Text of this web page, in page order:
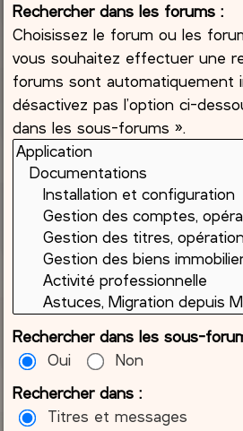
Rechercher dans les forums :
Choisissez le forum ou les
vous souhaitez effectuer une
forums sont automatiquement
désactivez pas l’option ci-
dans les sous-forums ».
Rechercher dans les sous-
Oui
Non
Rechercher dans :
Titres et messages